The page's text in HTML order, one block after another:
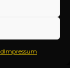
Impressum
y